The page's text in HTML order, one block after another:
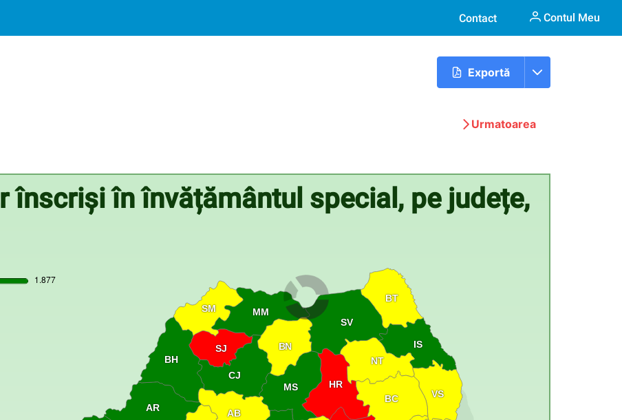
Contact Contul Meu
Exportă
Urmatoarea
înscriși în învățământul special, pe județe,
AR
BH
BT
IS
NT
SJ
SM
HR
MM
MS
CJ
AB
BN
VS
BC
SV